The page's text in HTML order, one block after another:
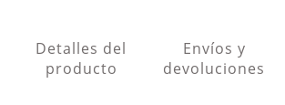
Detalles del
producto
Envíos y
devoluciones